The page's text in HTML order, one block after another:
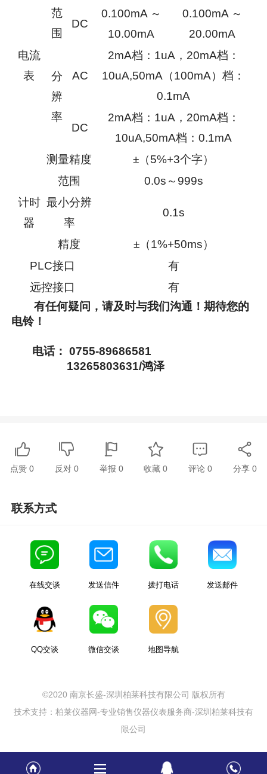
电流
表
范
围
DC
0.100mA ～
10.00mA
0.100mA ～
20.00mA
分
辨
率
AC
2mA档：1uA，20mA档：
10uA,50mA（100mA）档：
0.1mA
DC
2mA档：1uA，20mA档：
10uA,50mA档：0.1mA
测量精度
±（5%+3个字）
计时
器
范围
0.0s～999s
最小分辨
率
0.1s
精度
±（1%+50ms）
PLC接口
有
远控接口
有
有任何疑问，请及时与我们沟通！期待您的
电铃！
电话： 0755-89686581
13265803631/鸿泽
点赞0 反对 0 举报 0 收藏 0 评论 0 分享 0
联系方式
在线交谈 发送信件 拨打电话 发送邮件
QQ交谈 微信交谈 地图导航
©2020 南京长盛-深圳柏莱科技有限公司 版权所有
技术支持：柏莱仪器网-专业销售仪器仪表服务商-深圳柏莱科技有
限公司